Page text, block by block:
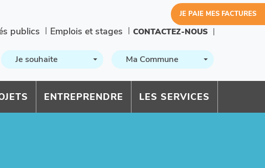
publics Emplois et stages CONTACTEZ-NOUS
JE PAIE MES FACTURES
Je souhaite Ma Commune
ENTREPRENDRE LES SERVICES